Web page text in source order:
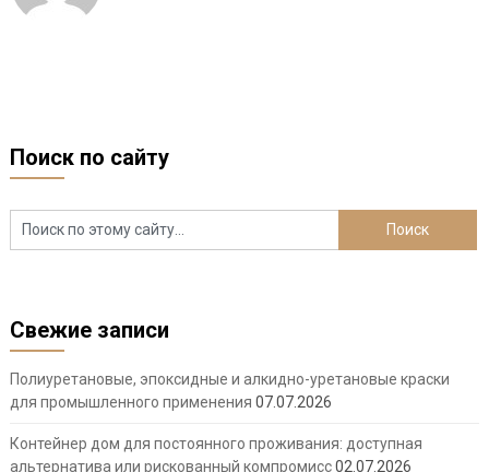
Поиск по сайту
Свежие записи
Полиуретановые, эпоксидные и алкидно-уретановые краски
для промышленного применения 07.07.2026
Контейнер дом для постоянного проживания: доступная
альтернатива или рискованный компромисс02.07.2026